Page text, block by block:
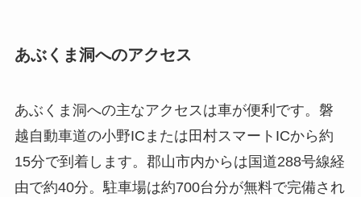
あぶくま洞へのアクセス
あぶくま洞への主なアクセスは車が便利です。磐
越自動車道の小野ICまたは田村スマートICから約
15分で到着します。郡山市内からは国道288号線経
由で約40分。駐車場は約700台分が無料で完備され